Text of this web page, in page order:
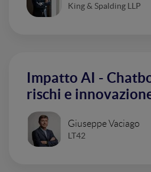
King & Spalding LLP
Impatto AI -
rischi e
Giuseppe Vaciago
LT42